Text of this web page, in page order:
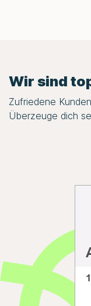
Wir sind
Zufriedene
Überzeuge dich